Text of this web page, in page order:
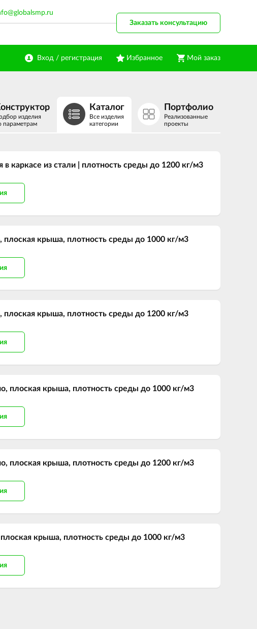
Вход / регистрация Избранное Мой заказ
Заказать консультацию
изделия
параметрам
Каталог
Все изделия
категории
Портфолио
Реализованные
проекты
каркасе из стали | плотность среды до 1200 кг/м3
плоская крыша, плотность среды до 1000 кг/м3
плоская крыша, плотность среды до 1200 кг/м3
плоская крыша, плотность среды до 1000 кг/м3
плоская крыша, плотность среды до 1200 кг/м3
крыша, плотность среды до 1000 кг/м3